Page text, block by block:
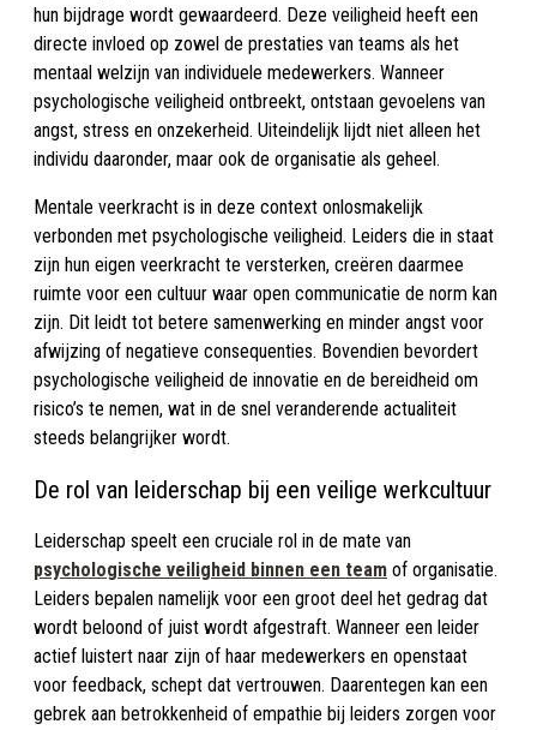
hun bijdrage wordt gewaardeerd. Deze veiligheid heeft een
directe invloed op zowel de prestaties van teams als het
mentaal welzijn van individuele medewerkers. Wanneer
psychologische veiligheid ontbreekt, ontstaan gevoelens van
angst, stress en onzekerheid. Uiteindelijk lijdt niet alleen het
individu daaronder, maar ook de organisatie als geheel.
Mentale veerkracht is in deze context onlosmakelijk
verbonden met psychologische veiligheid. Leiders die in staat
zijn hun eigen veerkracht te versterken, creëren daarmee
ruimte voor een cultuur waar open communicatie de norm kan
zijn. Dit leidt tot betere samenwerking en minder angst voor
afwijzing of negatieve consequenties. Bovendien bevordert
psychologische veiligheid de innovatie en de bereidheid om
risico’s te nemen, wat in de snel veranderende actualiteit
steeds belangrijker wordt.
De rol van leiderschap bij een veilige werkcultuur
Leiderschap speelt een cruciale rol in de mate van
psychologische veiligheid binnen een team of organisatie.
Leiders bepalen namelijk voor een groot deel het gedrag dat
wordt beloond of juist wordt afgestraft. Wanneer een leider
actief luistert naar zijn of haar medewerkers en openstaat
voor feedback, schept dat vertrouwen. Daarentegen kan een
gebrek aan betrokkenheid of empathie bij leiders zorgen voor